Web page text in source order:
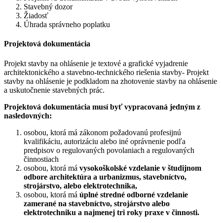
Stavebný dozor
Žiadosť
Úhrada správneho poplatku
Projektová dokumentácia
Projekt stavby na ohlásenie je textové a grafické vyjadrenie
architektonického a stavebno-technického riešenia stavby- Projekt
stavby na ohlásenie je podkladom na zhotovenie stavby na ohlásenie
a uskutočnenie stavebných prác.
Projektová dokumentácia musí byť vypracovaná jedným z
nasledovných:
osobou, ktorá má zákonom požadovanú profesijnú
kvalifikáciu, autorizáciu alebo iné oprávnenie podľa
predpisov o regulovaných povolaniach a regulovaných
činnostiach
osobou, ktorá má vysokoškolské vzdelanie v študijnom
odbore architektúra a urbanizmus, stavebníctvo,
strojárstvo, alebo elektrotechnika,
osobou, ktorá má úplné stredné odborné vzdelanie
zamerané na stavebníctvo, strojárstvo alebo
elektrotechniku a najmenej tri roky praxe v činnosti.